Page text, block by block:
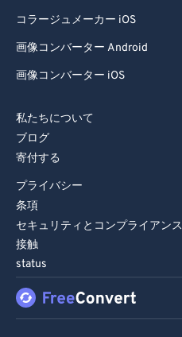
コラージュメーカー iOS
画像コンバーター Android
画像コンバーター iOS
私たちについて
ブログ
寄付する
プライバシー
条項
セキュリティとコンプライアンス
接触
status